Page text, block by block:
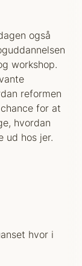
også
workshop.
reformen
for at
hvordan
ud hos jer.
hvor i